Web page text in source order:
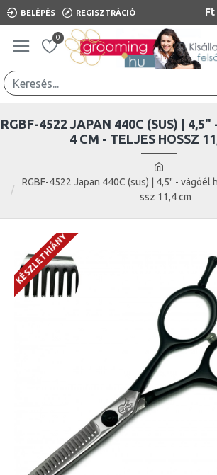
BELÉPÉS REGISZTRÁCIÓ Ft
0
RGBF-4522 Japan 440C (sus) | 4,5" - vágóél
ssz 11,4 cm
RGBF-4522 JAPAN 440C (SUS) | 4,5"
4 CM - TELJES HOSSZ
KÉSZLETHIÁNY